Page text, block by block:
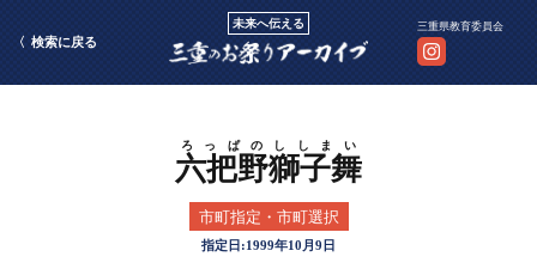
検索に戻る
未来へ伝える 三重県教育委員会
1999年10月9日
六把野獅子舞
市町指定・市町選択